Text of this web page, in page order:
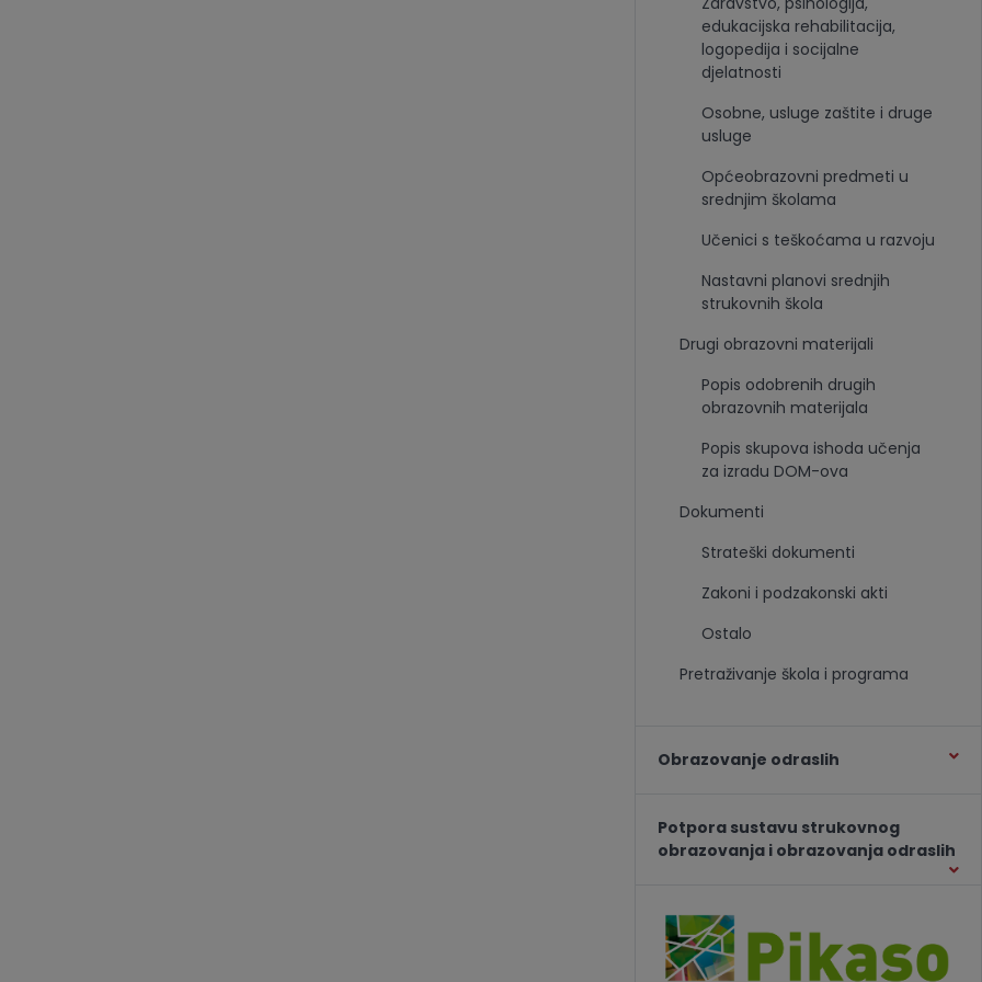
edukacijska rehabilitacija,
logopedija i socijalne
djelatnosti
Osobne, usluge zaštite i druge
usluge
Općeobrazovni predmeti u
srednjim školama
Učenici s teškoćama u razvoju
Nastavni planovi srednjih
strukovnih škola
Drugi obrazovni materijali
Popis odobrenih drugih
obrazovnih materijala
Popis skupova ishoda učenja
za izradu DOM-ova
Dokumenti
Strateški dokumenti
Zakoni i podzakonski akti
Ostalo
Pretraživanje škola i programa
Obrazovanje odraslih
Potpora sustavu strukovnog
obrazovanja i obrazovanja odraslih